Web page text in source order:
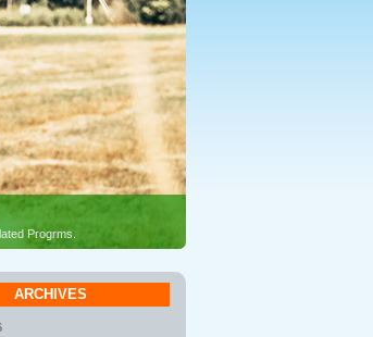
Progrms.
ARCHIVES